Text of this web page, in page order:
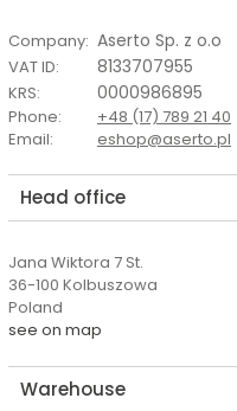
Company: Aserto Sp. z o.o
VAT ID: 8133707955
KRS: 0000986895
Phone:
+48 (17) 789 21 40
Email: eshop@aserto.pl
Head office
Jana Wiktora 7 St.
36-100 Kolbuszowa
Poland
see on map
Warehouse